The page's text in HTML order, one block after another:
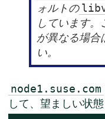
ォルトの
しています
が異なる場合
い。
node1.suse.com
して、望ましい状